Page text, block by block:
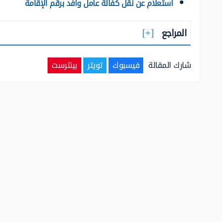
استعلام عن نقل كفالة عامل وافد برقم الإقامة
المراجع
شارك المقالة فيسبوك تويتر بينترست